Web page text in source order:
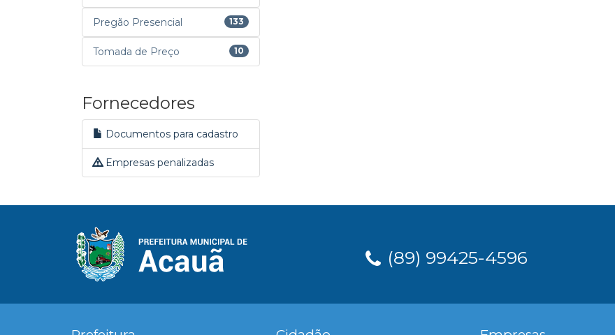
Pregão Presencial 133
Tomada de Preço 10
Fornecedores
Documentos para cadastro
Empresas penalizadas
(89) 99425-4596